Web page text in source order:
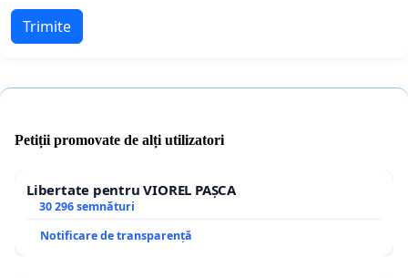
Trimite
Petiții promovate de alți utilizatori
Libertate pentru VIOREL PAȘCA
30 296 semnături
Notificare de transparență